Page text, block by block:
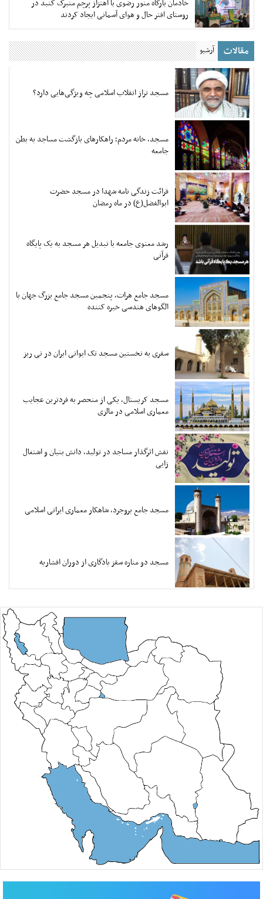
خادمان بارگاه منور رضوی با اهتزاز پرچم متبرک گنبد در
روستای افتر حال و هوای آسمانی ایجاد کردند
مقالات آرشیو
مسجد تراز انقلاب اسلامی چه ویژگی‌هایی دارد؟
مسجد، خانه مردم؛ راهکارهای بازگشت مساجد به بطن
جامعه
قرائت زندگی نامه شهدا در مسجد حضرت
ابوالفضل(ع) در ماه رمضان
رشد معنوی جامعه با تبدیل هر مسجد به یک پایگاه
قرآنی
مسجد جامع هرات، پنجمین مسجد جامع بزرگ جهان با
الگوهای هندسی خیره کننده
سفری به نخستین مسجد تک ایوانی ایران در نی ریز
مسجد کریستال، یکی از منحصر به فردترین عجایب
معماری اسلامی در مالزی
نقش اثرگذار مساجد در تولید، دانش بنیان و اشتغال
زایی
مسجد جامع بروجرد، شاهکار معماری ایرانی اسلامی
مسجد دو مناره سقز یادگاری از دوران افشاریه